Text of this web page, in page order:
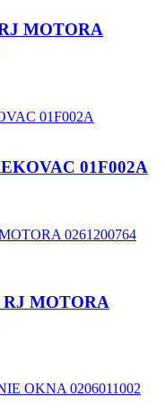
MOTORA
01F002A
MOTORA